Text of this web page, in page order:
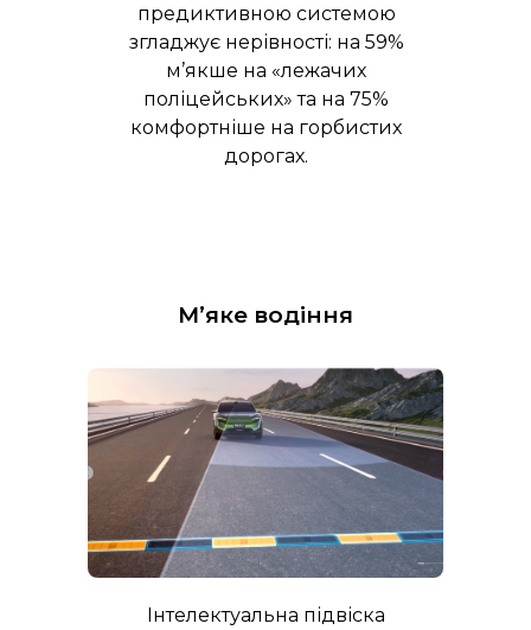
Інтелектуальна підвіска
М’яке водіння
предиктивною системою
згладжує нерівності: на 59%
м’якше на «лежачих
поліцейських» та на 75%
комфортніше на горбистих
дорогах.